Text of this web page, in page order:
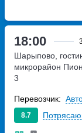
18:00
Шарыпово,
микрорайон
3
8.7
Перевозчик: